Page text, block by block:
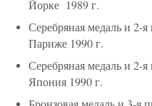
Йорке 1989 г.
Серебряная медаль и
Париже 1990 г.
Серебряная медаль и
Япония 1990 г.